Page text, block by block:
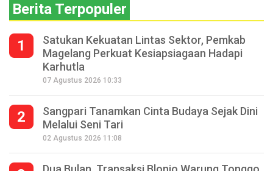
Berita Terpopuler
1
Satukan Kekuatan Lintas Sektor, Pemkab
Magelang Perkuat Kesiapsiagaan Hadapi
Karhutla
07 Agustus 2026 10:33
2
Sangpari Tanamkan Cinta Budaya Sejak Dini
Melalui Seni Tari
02 Agustus 2026 11:08